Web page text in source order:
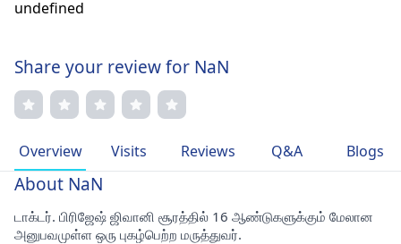
Share your review for NaN
Overview Visits Reviews Q&A Blogs
About NaN
டாக்டர். பிரிஜேஷ் ஜிவானி சூரத்தில் 16 ஆண்டுகளுக்கும் மேலான
அனுபவமுள்ள ஒரு புகழ்பெற்ற மருத்துவர்.